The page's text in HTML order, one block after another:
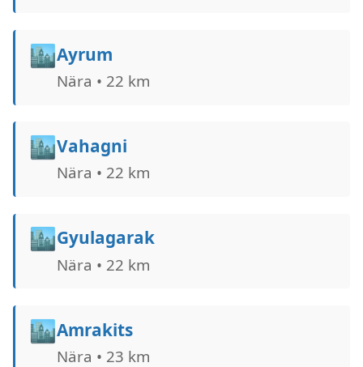
🏙️Ayrum
Nära • 22 km
🏙️Vahagni
Nära • 22 km
🏙️Gyulagarak
Nära • 22 km
🏙️Amrakits
Nära • 23 km